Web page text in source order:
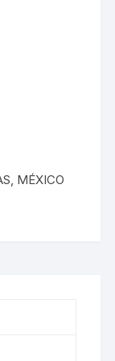
, MÉXICO